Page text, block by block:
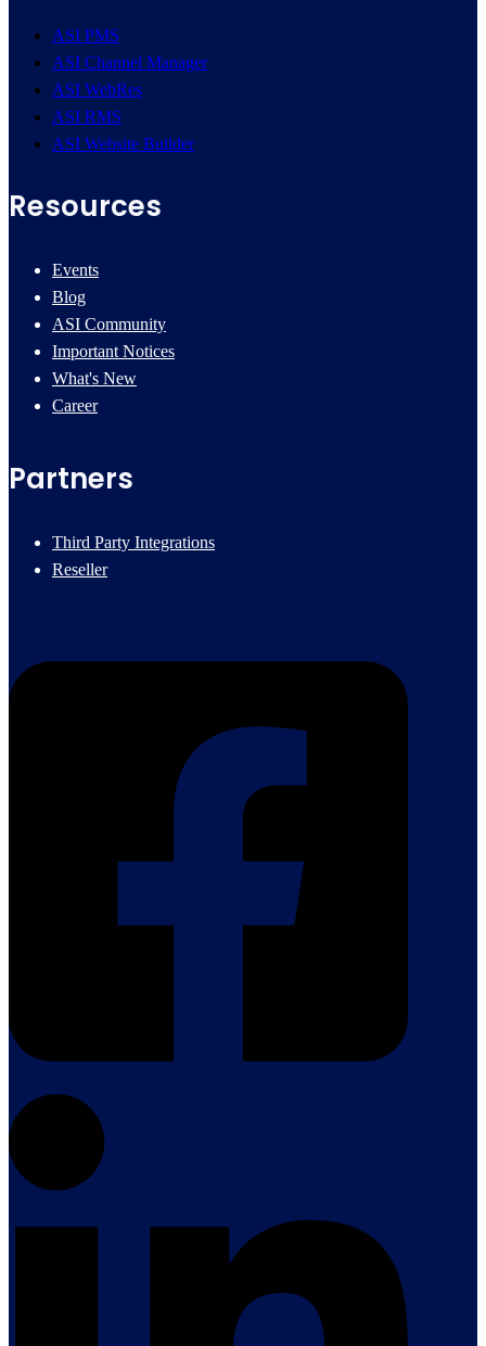
ASI PMS
ASI Channel Manager
ASI WebRes
ASI RMS
ASI Website Builder
Resources
Events
Blog
ASI Community
Important Notices
What's New
Career
Partners
Third Party Integrations
Reseller